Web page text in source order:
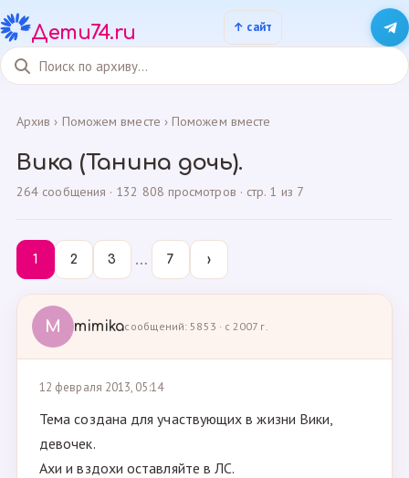
Дети74.ru
Архив › Поможем вместе › Поможем вместе
Вика (Танина дочь).
264 сообщения · 132 808 просмотров · стр. 1 из 7
1 2 3 … 7 ›
M mimikaсообщений: 5853 · с 2007 г.
12 февраля 2013, 05:14
Тема создана для участвующих в жизни Вики,
девочек.
Ахи и вздохи оставляйте в ЛС.